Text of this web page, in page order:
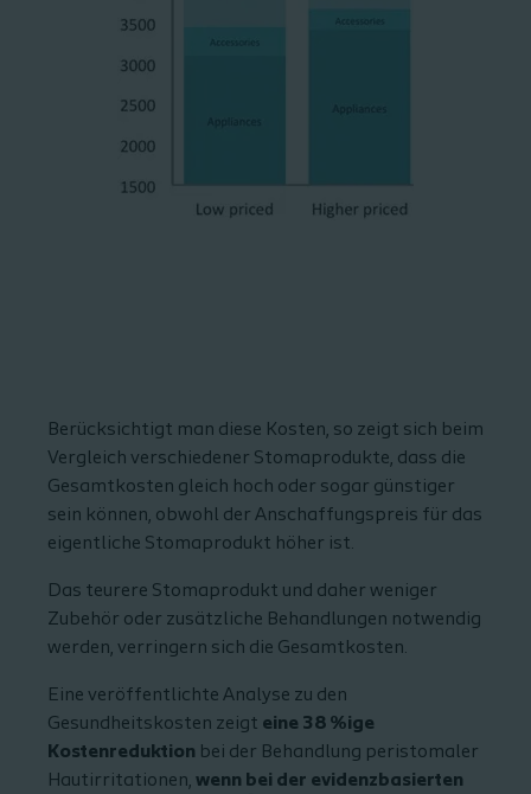
Berücksichtigt man diese Kosten, so zeigt sich beim
Vergleich verschiedener Stomaprodukte, dass die
Gesamtkosten gleich hoch oder sogar günstiger
sein können, obwohl der Anschaffungspreis für das
eigentliche Stomaprodukt höher ist.
Das teurere Stomaprodukt und daher weniger
Zubehör oder zusätzliche Behandlungen notwendig
werden, verringern sich die Gesamtkosten.
Eine veröffentlichte Analyse zu den
Gesundheitskosten zeigt eine 38 %ige
Kostenreduktion bei der Behandlung peristomaler
Hautirritationen, wenn bei der evidenzbasierten